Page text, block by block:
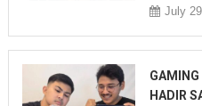
July
HADIR